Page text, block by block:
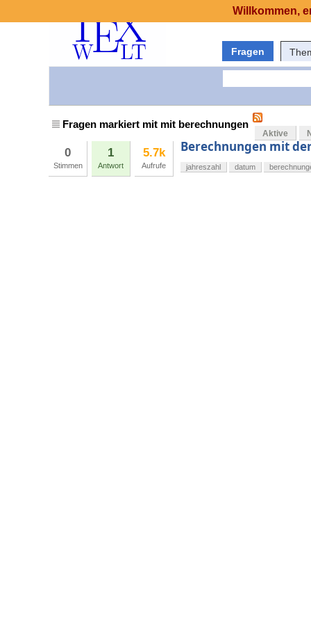
Fragen
Fragen markiert mit mit berechnungen
Aktive
0
Stimmen
1
Antwort
5.7k
Aufrufe
Berechnungen mit
jahreszahl datum
Willkommen,